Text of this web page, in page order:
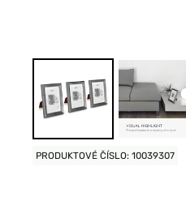
PRODUKTOVÉ ČÍSLO: 10039307